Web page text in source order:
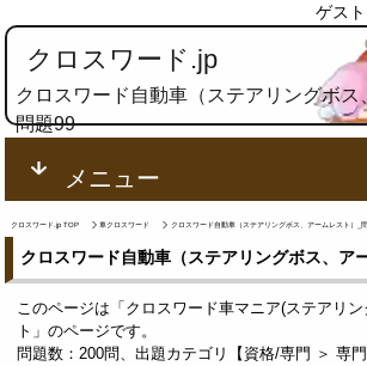
ゲス
クロスワード.jp
クロスワード自動車（ステアリングボス
問題99
メニュー
クロスワード.jp TOP 車クロスワード クロスワード自動車（ステアリングボス、アームレスト）_
クロスワード自動車（ステアリングボス、ア
このページは「クロスワード車マニア(ステアリ
ト」のページです。
問題数：200問、出題カテゴリ【資格/専門 ＞ 専